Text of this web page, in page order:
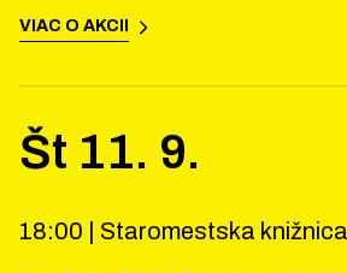
VIAC O AKCII
Št 11. 9.
18:00 | Staromestska knižnica